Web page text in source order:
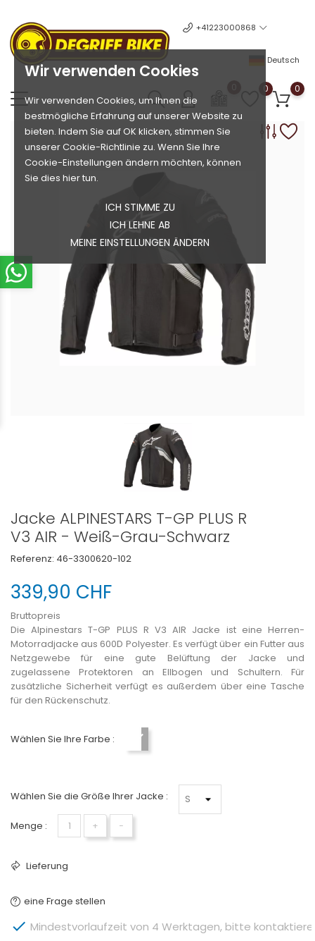
Wir verwenden Cookies
Wir verwenden Cookies, um Ihnen die
bestmögliche Erfahrung auf unserer Website zu
bieten. Indem Sie auf OK klicken, stimmen Sie
unserer Cookie-Richtlinie zu. Wenn Sie Ihre
Cookie-Einstellungen ändern möchten, können
Sie dies hier tun.
ICH STIMME ZU
ICH LEHNE AB
MEINE EINSTELLUNGEN ÄNDERN
+41223000868
Deutsch
0 0
Jacke ALPINESTARS T-GP PLUS R
V3 AIR - Weiß-Grau-Schwarz
Referenz: 46-3300620-102
339,90 CHF
Bruttopreis
Die Alpinestars T-GP PLUS R V3 AIR Jacke ist eine Herren-
Motorradjacke aus 600D Polyester. Es verfügt über ein Futter aus
Netzgewebe für eine gute Belüftung der Jacke und
zugelassene Protektoren an Ellbogen und Schultern. Für
zusätzliche Sicherheit verfügt es außerdem über eine Tasche
für den Rückenschutz.
Wählen Sie Ihre Farbe :
Wählen Sie die Größe Ihrer Jacke :
Menge : + −
Lieferung
eine Frage stellen
 Mindestvorlaufzeit von 4 Werktagen, bitte